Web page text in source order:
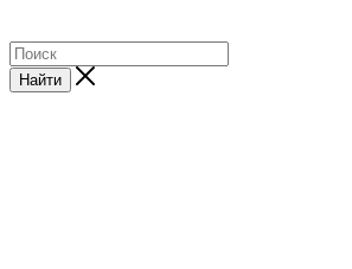
Найти